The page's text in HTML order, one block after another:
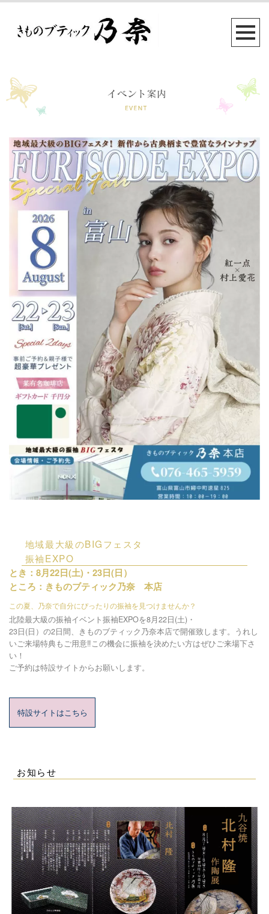
地域最大級のBIGフェスタ
振袖EXPO
とき：8月22日(土)・23日(日）
ところ：きものブティック乃奈 本店
この夏、乃奈で自分にぴったりの振袖を見つけませんか？
北陸最大級の振袖イベント振袖EXPOを8月22日(土)・
23日(日）の2日間、きものブティック乃奈本店で開催致します。うれし
いご来場特典もご用意‼この機会に振袖を決めたい方はぜひご来場下さ
い！
ご予約は特設サイトからお願いします。
特設サイトはこちら
お知らせ